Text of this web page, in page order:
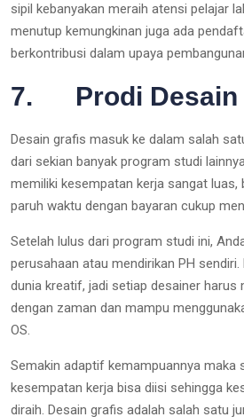
sipil kebanyakan meraih atensi pelajar
menutup kemungkinan juga ada
berkontribusi dalam upaya
7. Prodi Desain
Desain grafis masuk ke dalam salah
dari sekian banyak program studi
memiliki kesempatan kerja sangat luas,
paruh waktu dengan bayaran cukup
Setelah lulus dari program studi ini,
perusahaan atau mendirikan PH
dunia kreatif, jadi setiap desainer harus
dengan zaman dan mampu
OS.
Semakin adaptif kemampuannya maka
kesempatan kerja bisa diisi sehingga
diraih. Desain grafis adalah salah satu